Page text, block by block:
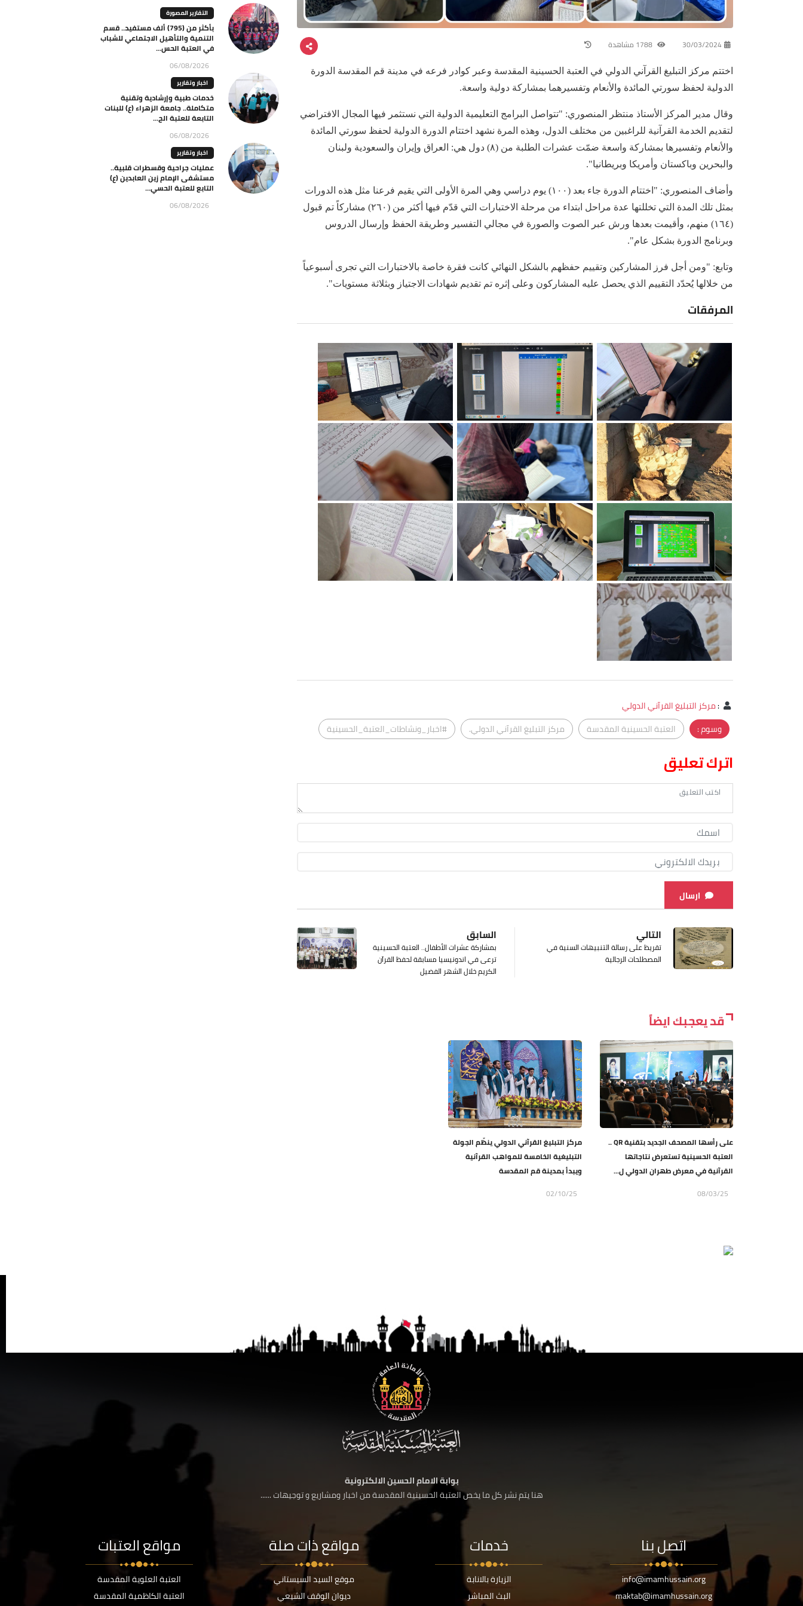
30/03/2024
اختتم مركز التبليغ القرآني الدولي في العتبة الحسينية المقدسة وعبر كوادر فرعه في مدينة قم المقدسة الدورة
الدولية لحفظ سورتي المائدة والأنعام وتفسيرهما بمشاركة دولية واسعة.
وقال مدير المركز الأستاذ منتظر المنصوري: "تتواصل البرامج التعليمية الدولية التي نستثمر فيها المجال الافتراضي
لتقديم الخدمة القرآنية للراغبين من مختلف الدول، وهذه المرة نشهد اختتام الدورة الدولية لحفظ سورتي المائدة
والأنعام وتفسيرها بمشاركة واسعة ضمّت عشرات الطلبة من (٨) دول هي: العراق وإيران والسعودية ولبنان
والبحرين وباكستان وأمريكا وبريطانيا".
وأضاف المنصوري: "اختتام الدورة جاء بعد (١٠٠) يوم دراسي وهي المرة الأولى التي يقيم فرعنا مثل هذه الدورات
بمثل تلك المدة التي تخللتها عدة مراحل ابتداء من مرحلة الاختبارات التي قدّم فيها أكثر من (٢٦٠) مشاركاً تم قبول
(١٦٤) منهم، وأقيمت بعدها ورش عبر الصوت والصورة في مجالي التفسير وطريقة الحفظ وإرسال الدروس
وبرنامج الدورة بشكل عام".
وتابع: "ومن أجل فرز المشاركين وتقييم حفظهم بالشكل النهائي كانت فقرة خاصة بالاختبارات التي تجرى أسبوعياً
من خلالها يُحدّد التقييم الذي يحصل عليه المشاركون وعلى إثره تم تقديم شهادات الاجتياز وبثلاثة مستويات".
المرفقات
:مركز التبليغ القرآني الدولي
وسوم :
العتبة الحسينية المقدسة مركز التبليغ القرآني الدولي. #اخبار_ونشاطات_العتبة_الحسينية
اترك تعليق
ارسال
السابق
بمشاركة عشرات الأطفال.. العتبة الحسينية
ترعى في اندونيسيا مسابقة لحفظ القرآن
الكريم خلال الشهر الفضيل
التالي
تقريظ على رسالة التنبيهات السنية في
المصطلحات الرجالية
قد يعجبك ايضاً
على رأسها المصحف الجديد بتقنية QR ..
العتبة الحسينية تستعرض نتاجاتها
القرآنية في معرض طهران الدولي ل...
08/03/25
مركز التبليغ القرآني الدولي ينظّم الجولة
التبليغية الخامسة للمواهب القرآنية
ويبدأ بمدينة قم المقدسة
02/10/25
التقارير المصورة
بأكثر من (795) ألف مستفيد.. قسم
التنمية والتأهيل الاجتماعي للشباب
في العتبة الحس...
06/08/2026
اخبار وتقارير
خدمات طبية وإرشادية وتقنية
متكاملة.. جامعة الزهراء (ع) للبنات
التابعة للعتبة الح...
06/08/2026
اخبار وتقارير
عمليات جراحية وقسطرات قلبية..
مستشفى الإمام زين العابدين (ع)
التابع للعتبة الحسي...
06/08/2026
بوابة الامام الحسين الالكترونية
هنا يتم نشر كل ما يخص العتبة الحسينية المقدسة من اخبار ومشاريع و توجيهات ......
اتصل بنا
info@imamhussain.org
maktab@imamhussain.org
خدمات
الزيارة بالانابة
البث المباشر
مواقع ذات صلة
موقع السيد السيستاني
ديوان الوقف الشيعي
مواقع العتبات
العتبة العلوية المقدسة
العتبة الكاظمية المقدسة